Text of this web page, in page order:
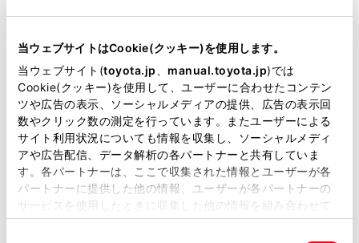
当ウェブサイトはCookie(クッキー)を使用します。
当ウェブサイト(toyota.jp manual.toyota.jp)では
Cookie(クッキー)を使用して、ユーザーに合わせたコンテン
ツや広告の表示、ソーシャルメディアの提供、広告の表示回
数やクリック数の測定を行っています。またユーザーによる
サイト利用状況についても情報を収集し、ソーシャルメディ
アや広告配信、データ解析の各パートナーと共有していま
す。各パートナーは、ここで収集された情報とユーザーが各
パートナーに提供した他の情報、ユーザーが各パートナーの
サービスを使用したときに収集した他の情報を組み合わせて
使用することがあります。当ウェブサイトの使用を続行する
ホイールベース ※1
2465mm
トレッド前／後
1460/1450mm
室内長×室内幅× 室内高
1820 ×1420 ×1150mm
車両重量
1210kg